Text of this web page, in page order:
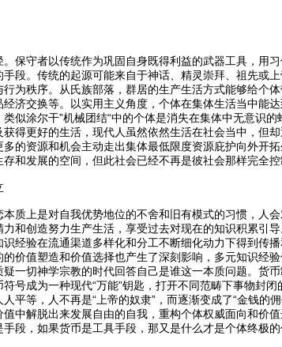
保守者以传统作为巩固自身既得利益的武器工具，用
段。传统的起源可能来自于神话、精灵崇拜、祖先或
为秩序。从氏族部落，群居的生产生活方式能够给个
济交换等。以实用主义角度，个体在集体生活当中能
似涂尔干”机械团结“中的个体是消失在集体中无意识
获得更好的生活，现代人虽然依然生活在社会当中，但
的资源和机会主动走出集体最低限度资源庇护向外开
和发展的空间，但此社会已经不再是彼社会那样完全
质上是对自我优势地位的不舍和旧有模式的习惯，人
和创造努力生产生活，享受过去对现在的知识积累引
经验在流通渠道多样化和分工不断细化动力下得到传
价值塑造和价值选择也产生了深刻影响，多元知识经
一切神学宗教的时代回答自己是谁这一本质问题。货
号成为一种现代“万能”钥匙，打开不同范畴下事物封
平等，人不再是“上帝的奴隶”，而逐渐变成了“金钱
中解脱出来发展自由的自我，重构个体权威面向和价
段，如果货币是工具手段，那又是什么才是个体终极